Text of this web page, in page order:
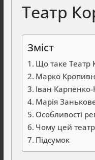
Театр
Зміст
Що таке Театр
Марко
Іван
Марія
Особливості
Чому цей
Підсумок